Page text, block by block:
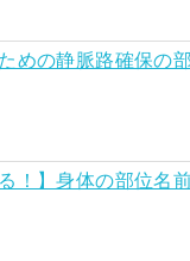
めの静脈路確保の
！】身体の部位名